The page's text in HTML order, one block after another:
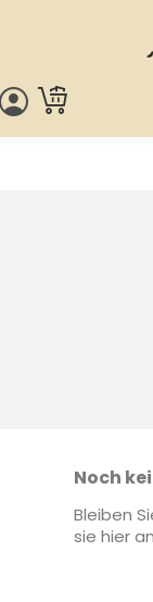
Noch
Bleiben
sie hier